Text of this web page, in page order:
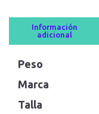
Información
adicional
Peso
Marca
Talla